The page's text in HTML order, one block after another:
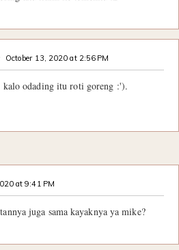
October 13, 2020 at 2:56 PM
kalo odading itu roti goreng :').
at 9:41 PM
juga sama kayaknya ya mike?